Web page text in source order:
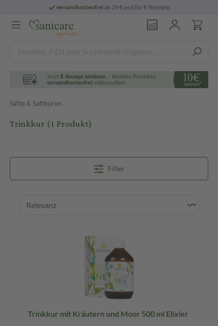
versandkostenfreiab 29 € und für E-Rezepte
Säfte & Saftkuren
Trinkkur (1 Produkt)
Filter
Trinkkur mit Kräutern und Moor 500 ml Elixier